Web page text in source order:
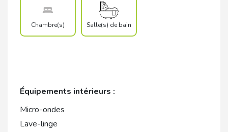
Chambre(s) Salle(s) de bain
Équipements intérieurs :
Micro-ondes
Lave-linge